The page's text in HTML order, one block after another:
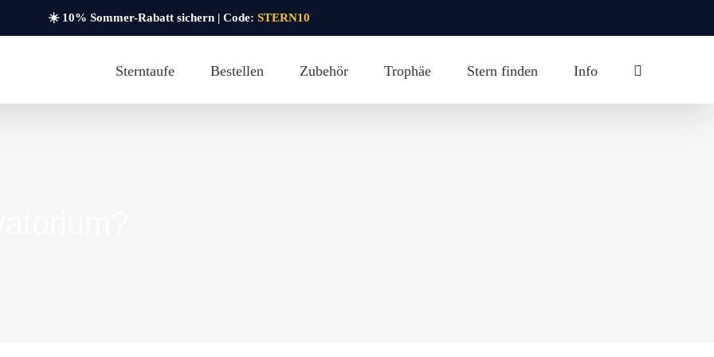
☀️ 10% Sommer-Rabatt sichern | Code: STERN10
Sterntaufe Bestellen Zubehör Trophäe Stern finden Info